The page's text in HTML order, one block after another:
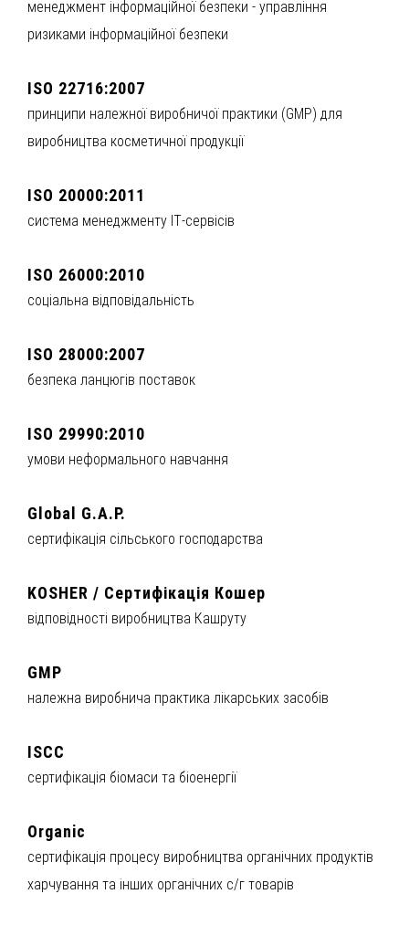
менеджмент інформаційної безпеки - управління
ризиками інформаційної безпеки
ISO 22716:2007
принципи належної виробничої практики (GMP) для
виробництва косметичної продукції
ISO 20000:2011
система менеджменту IT‐сервісів
ISO 26000:2010
соціальна відповідальність
ISO 28000:2007
безпека ланцюгів поставок
ISO 29990:2010
умови неформального навчання
Global G.A.P.
сертифікація сільського господарства
KOSHER / Сертифікація Кошер
відповідності виробництва Кашруту
GMP
належна виробнича практика лікарських засобів
ISCC
сертифікація біомаси та біоенергії
Organic
сертифікація процесу виробництва органічних продуктів
харчування та інших органічних с/г товарів